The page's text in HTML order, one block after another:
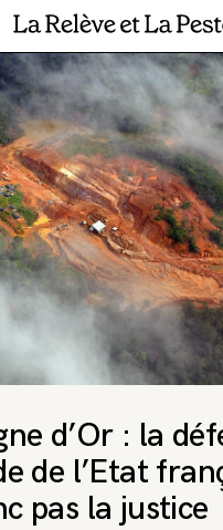
d’Or : la
de l’Etat
pas la justice